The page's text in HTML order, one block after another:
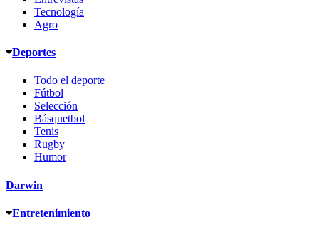
Tecnología
Agro
Deportes
Todo el deporte
Fútbol
Selección
Básquetbol
Tenis
Rugby
Humor
Darwin
Entretenimiento